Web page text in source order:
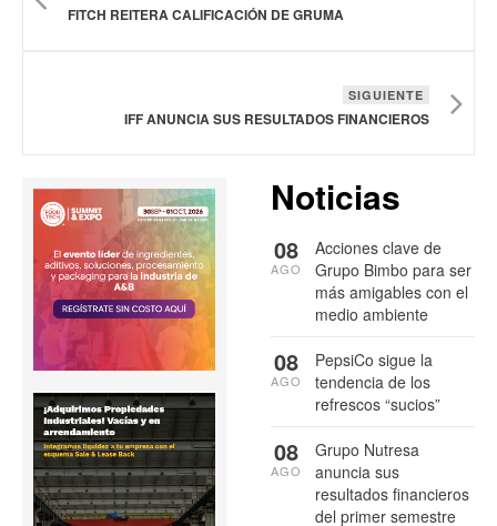
FITCH REITERA CALIFICACIÓN DE GRUMA
SIGUIENTE
IFF ANUNCIA SUS RESULTADOS FINANCIEROS
Noticias
Acciones clave de
Grupo Bimbo para ser
más amigables con el
medio ambiente
08
AGO
PepsiCo sigue la
tendencia de los
refrescos “sucios”
08
AGO
Grupo Nutresa
anuncia sus
resultados financieros
del primer semestre
08
AGO